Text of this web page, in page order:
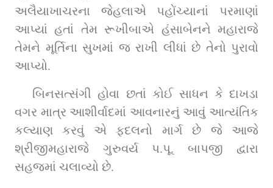
અલૈયાખાચરના જેહલાએ પહોંચ્યાનાં પરમાણાં
આપ્યાં હતાં તેમ રૂખીબાએ હંસાબેનને મહારાજે
તેમને મૂર્તિના સુખમાં જ રાખી લીધાં છે તેનો પુરાવો
આપ્યો.
બિનસત્સંગી હોવા છતાં કોઈ સાધન કે દાખડા
વગર માત્ર આશીર્વાદમાં આવનારનું આવું આત્યંતિક
કલ્યાણ કરવું એ ફદલનો માર્ગ છે જે આજે
શ્રીજીમહારાજે ગુરુવર્ય પ.પૂ. બાપજી દ્વારા
સહજમાં ચલાવ્યો છે.